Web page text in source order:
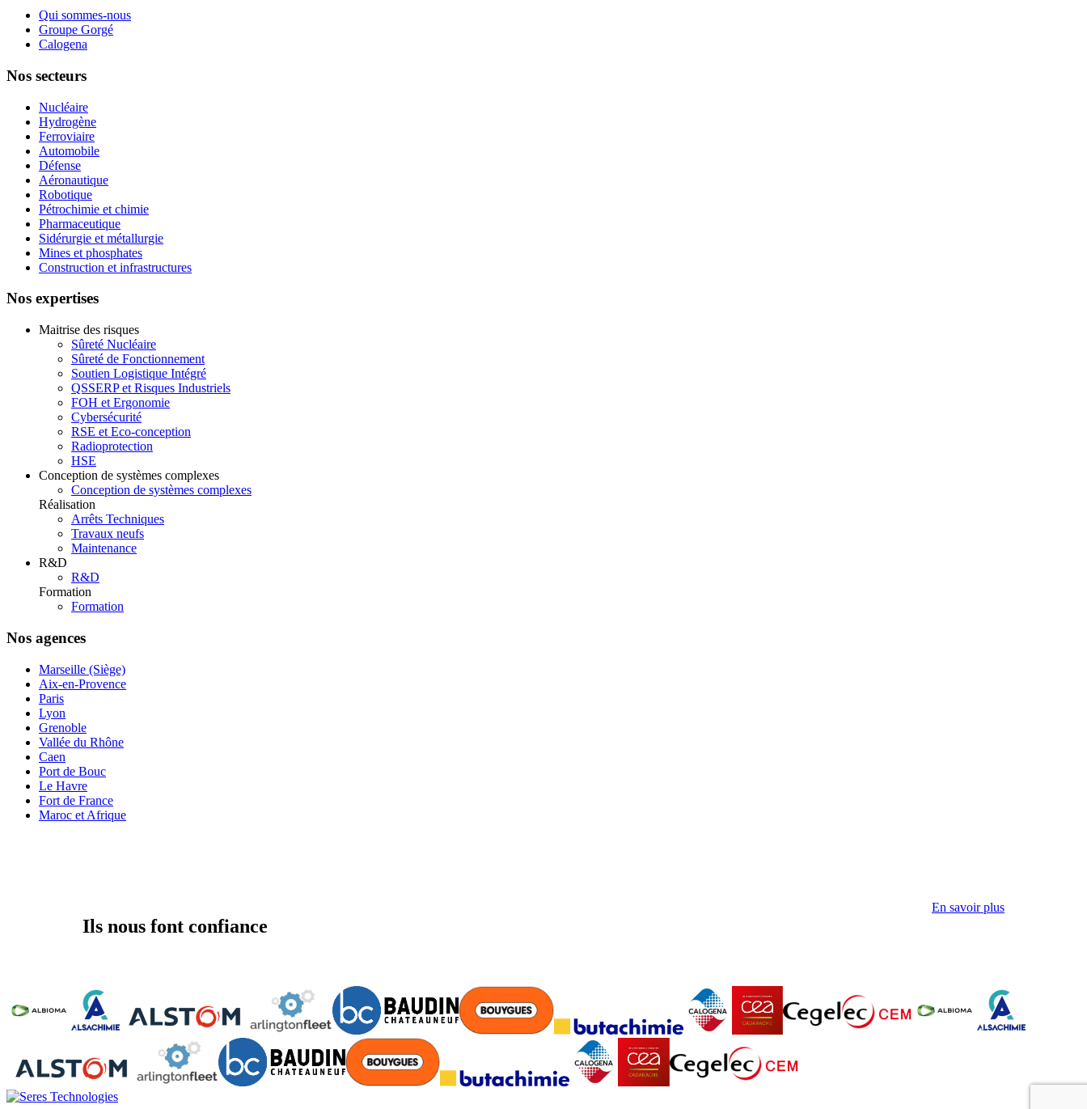
Qui sommes-nous
Groupe Gorgé
Calogena
Nos secteurs
Nucléaire
Hydrogène
Ferroviaire
Automobile
Défense
Aéronautique
Robotique
Pétrochimie et chimie
Pharmaceutique
Sidérurgie et métallurgie
Mines et phosphates
Construction et infrastructures
Nos expertises
Maitrise des risques
Sûreté Nucléaire
Sûreté de Fonctionnement
Soutien Logistique Intégré
QSSERP et Risques Industriels
FOH et Ergonomie
Cybersécurité
RSE et Eco-conception
Radioprotection
HSE
Conception de systèmes complexes
Conception de systèmes complexes
Réalisation
Arrêts Techniques
Travaux neufs
Maintenance
R&D
R&D
Formation
Formation
Nos agences
Marseille (Siège)
Aix-en-Provence
Paris
Lyon
Grenoble
Vallée du Rhône
Caen
Port de Bouc
Le Havre
Fort de France
Maroc et Afrique
Ils nous font confiance
En savoir plus